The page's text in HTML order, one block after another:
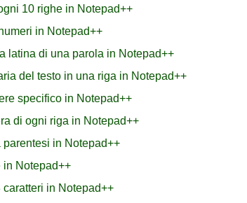
10 righe in Notepad++
in Notepad++
latina di una parola in Notepad++
del testo in una riga in Notepad++
specifico in Notepad++
di ogni riga in Notepad++
parentesi in Notepad++
in Notepad++
in Notepad++